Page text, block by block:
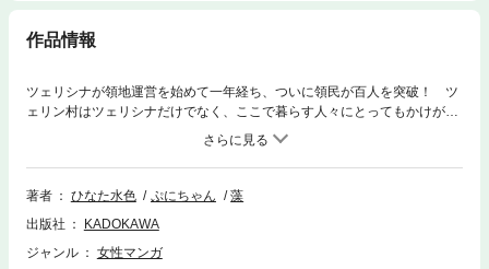
作品情報
ツェリシナが領地運営を始めて一年経ち、ついに領民が百人を突破！ ツ
ェリン村はツェリシナだけでなく、ここで暮らす人々にとってもかけがえ
のない居場所となっていた。一方「咲かずの大樹」問題は解決の糸口を掴
めないまま……。大切な人たちを守ろうと奔走するツェリシナに、神殿長
リュカーリアは“ある提案”を持ちかける。描き下ろし番外編「指先の静
穏」も収録!!
著者 ひなた水色 ぷにちゃん
藻
出版社
KADOKAWA
ジャンル
女性マンガ